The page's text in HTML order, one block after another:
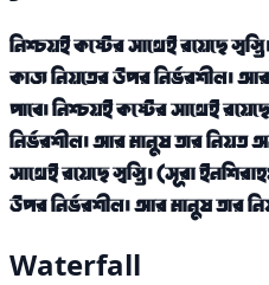
নিশ্চয়ই কষ্টের সাথেই রয়েছে
কাজ নিয়তের উপর নির্ভরশীল।
পাবে। নিশ্চয়ই কষ্টের সাথেই
নির্ভরশীল। আর মানুষ তার নিয়ত
সাথেই রয়েছে স্বস্তি। (সূরা
উপর নির্ভরশীল। আর মানুষ তার
Waterfall